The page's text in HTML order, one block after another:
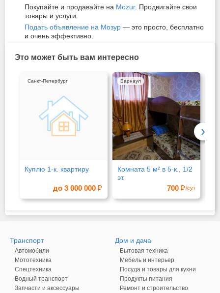
Покупайте и продавайте на Mozur. Продвигайте свои
товары и услуги.
Подать объявление на Мозур — это просто, бесплатно
и очень эффективно.
Это может быть вам интересно
Куплю 1-к. квартиру
до 3 000 000
Санкт-Петербург
Комната 5 м² в 5-к., 1/2
эт.
700 /сут
Барнаул
›
Транспорт
Автомобили
Мототехника
Спецтехника
Водный транспорт
Запчасти и аксессуары
Дом и дача
Бытовая техника
Мебель и интерьер
Посуда и товары для кухни
Продукты питания
Ремонт и строительство